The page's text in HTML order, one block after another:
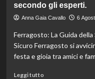
secondo gli esperti.
Anna Gaia Cavallo 6
Ferragosto: La Guida
Sicuro Ferragosto si
festa e gioia tra amici e
Leggi tuttoLeggi